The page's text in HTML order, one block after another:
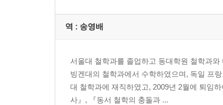
역 : 송영배
서울대 철학과를 졸업하고 동대학원 철학과
빙겐대의 철학과에서 수학하였으며, 독일 프
대 철학과에 재직하였고, 2009년 2월에 퇴임
사』, 『동서 철학의 충돌과 ...